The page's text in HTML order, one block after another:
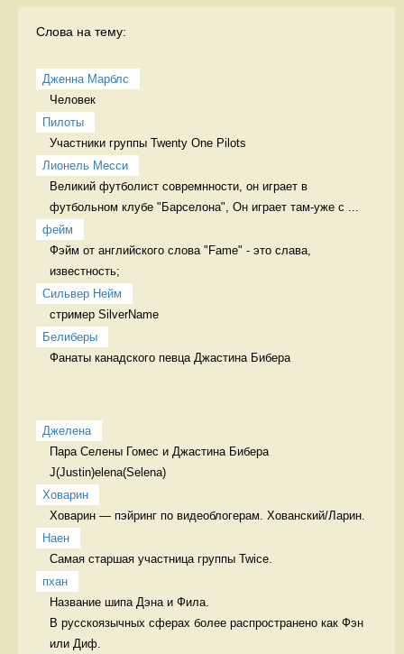
Слова на тему:
Дженна Марблс
Человек
Пилоты
Участники группы Twenty One Pilots
Лионель Месси
Великий футболист совремнности, он играет в
футбольном клубе "Барселона", Он играет там-уже с ...
фейм
Фэйм от английского слова "Fame" - это слава,
известность;
Сильвер Нейм
стример SilverName
Белиберы
Фанаты канадского певца Джастина Бибера
Джелена
Пара Селены Гомес и Джастина Бибера
J(Justin)elena(Selena)
Ховарин
Ховарин — пэйринг по видеоблогерам. Хованский/Ларин.
Наен
Самая старшая участница группы Twice.
пхан
Название шипа Дэна и Фила.
В русскоязычных сферах более распространено как Фэн
или Диф.